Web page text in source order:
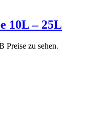
10L – 25L
Preise zu sehen.